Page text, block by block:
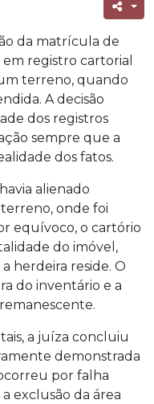
da matrícula de
registro cartorial
terreno, quando
A decisão
dos registros
sempre que a
dos fatos.
alienado
onde foi
equívoco, o cartório
do imóvel,
herdeira reside. O
do inventário e a
a juíza concluiu
demonstrada
por falha
exclusão da área